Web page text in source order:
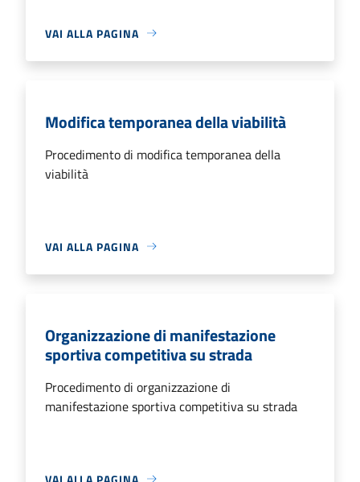
VAI ALLA PAGINA
Modifica temporanea della viabilità
Procedimento di modifica temporanea della
viabilità
VAI ALLA PAGINA
Organizzazione di manifestazione
sportiva competitiva su strada
Procedimento di organizzazione di
manifestazione sportiva competitiva su strada